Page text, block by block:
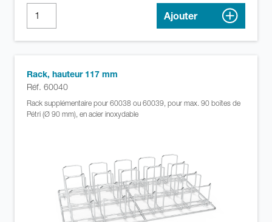
Ajouter
Rack, hauteur 117 mm
Réf. 60040
Rack supplémentaire pour 60038 ou 60039, pour max. 90 boîtes de
Pétri (Ø 90 mm), en acier inoxydable